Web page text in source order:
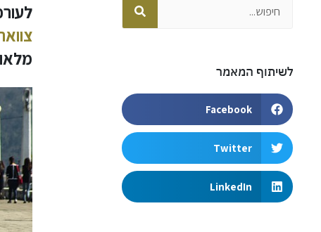
לשיתוף המאמר
Facebook
Twitter
LinkedIn